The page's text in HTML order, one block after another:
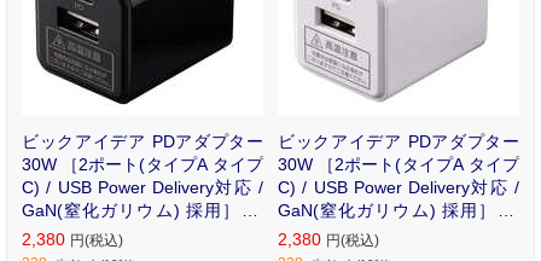
ビックアイデア PDアダプター
30W ［2ポート(タイプA タイプ
C) / USB Power Delivery対応 /
GaN(窒化ガリウム) 採用］ ブ
ラック BIT-ACPD302AK
2,380 円(税込)
ビックアイデア PDアダプター
30W ［2ポート(タイプA タイプ
C) / USB Power Delivery対応 /
GaN(窒化ガリウム) 採用］ ホ
ワイト BIT-ACPD302AW
2,380 円(税込)